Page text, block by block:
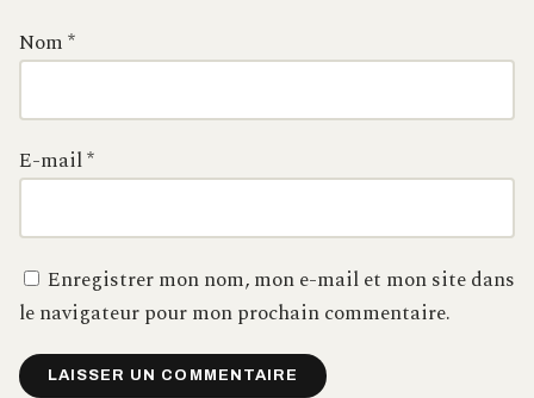
Nom*
E-mail*
Enregistrer mon nom, mon e-mail et mon site dans
le navigateur pour mon prochain commentaire.